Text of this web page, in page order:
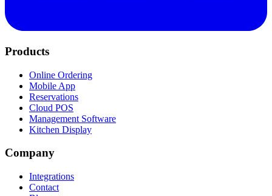
Products
Online Ordering
Mobile App
Reservations
Cloud POS
Management Software
Kitchen Display
Company
Integrations
Contact